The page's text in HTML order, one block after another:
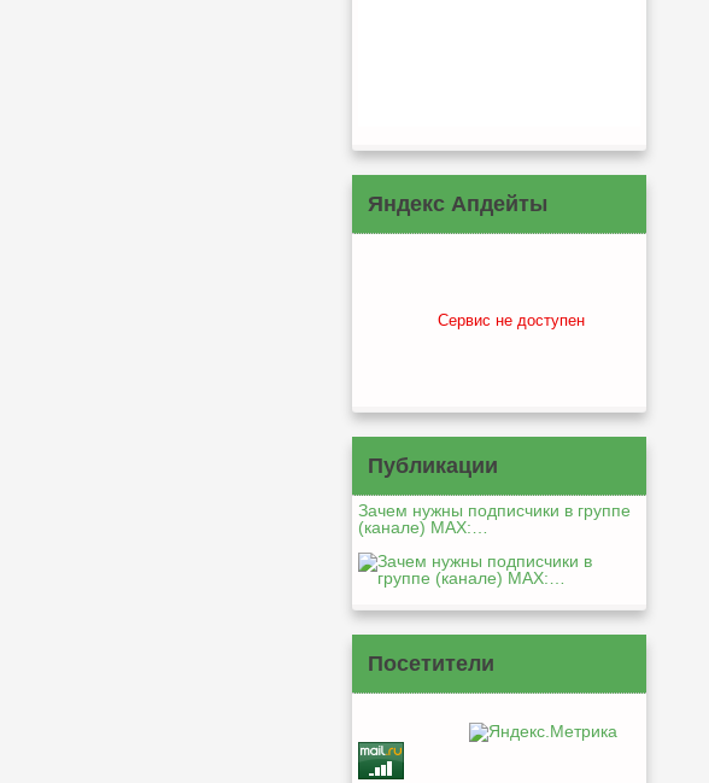
Яндекс Апдейты
Сервис не доступен
Публикации
Зачем нужны подписчики в группе
(канале) MAX:…
Посетители